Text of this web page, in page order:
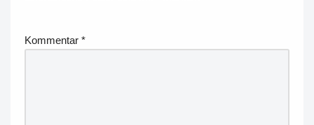
Kommentar *